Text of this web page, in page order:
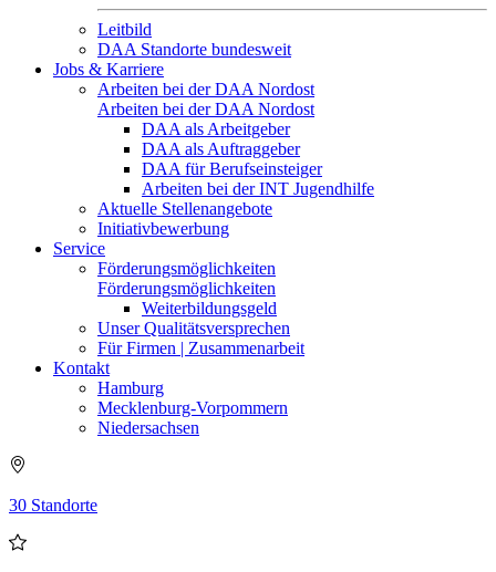
Leitbild
DAA Standorte bundesweit
Jobs & Karriere
Arbeiten bei der DAA Nordost
Arbeiten bei der DAA Nordost
DAA als Arbeitgeber
DAA als Auftraggeber
DAA für Berufseinsteiger
Arbeiten bei der INT Jugendhilfe
Aktuelle Stellenangebote
Initiativbewerbung
Service
Förderungsmöglichkeiten
Förderungsmöglichkeiten
Weiterbildungsgeld
Unser Qualitätsversprechen
Für Firmen | Zusammenarbeit
Kontakt
Hamburg
Mecklenburg-Vorpommern
Niedersachsen
30 Standorte